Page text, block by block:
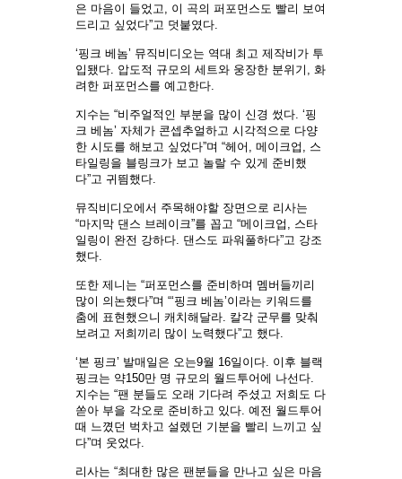
은 마음이 들었고, 이 곡의 퍼포먼스도 빨리 보여
드리고 싶었다”고 덧붙였다.
‘핑크 베놈’ 뮤직비디오는 역대 최고 제작비가 투
입됐다. 압도적 규모의 세트와 웅장한 분위기, 화
려한 퍼포먼스를 예고한다.
지수는 “비주얼적인 부분을 많이 신경 썼다. ‘핑
크 베놈’ 자체가 콘셉추얼하고 시각적으로 다양
한 시도를 해보고 싶었다”며 “헤어, 메이크업, 스
타일링을 블링크가 보고 놀랄 수 있게 준비했
다”고 귀띔했다.
뮤직비디오에서 주목해야할 장면으로 리사는
“마지막 댄스 브레이크”를 꼽고 “메이크업, 스타
일링이 완전 강하다. 댄스도 파워풀하다”고 강조
했다.
또한 제니는 “퍼포먼스를 준비하며 멤버들끼리
많이 의논했다”며 “‘핑크 베놈’이라는 키워드를
춤에 표현했으니 캐치해달라. 칼각 군무를 맞춰
보려고 저희끼리 많이 노력했다”고 했다.
‘본 핑크’ 발매일은 오는9월 16일이다. 이후 블랙
핑크는 약150만 명 규모의 월드투어에 나선다.
지수는 “팬 분들도 오래 기다려 주셨고 저희도 다
쏟아 부을 각오로 준비하고 있다. 예전 월드투어
때 느꼈던 벅차고 설렜던 기분을 빨리 느끼고 싶
다”며 웃었다.
리사는 “최대한 많은 팬분들을 만나고 싶은 마음